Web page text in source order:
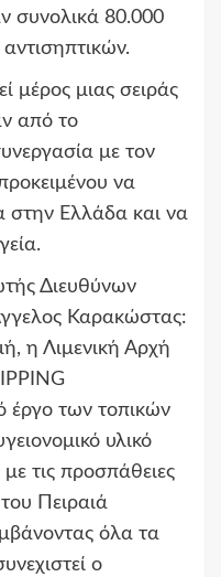
συνολικά 80.000
μέρος μιας σειράς
από το
με τον
να
στην Ελλάδα και να
Διευθύνων
Καρακώστας:
η Λιμενική Αρχή
έργο των τοπικών
υλικό
τις προσπάθειες
Πειραιά
όλα τα
ο